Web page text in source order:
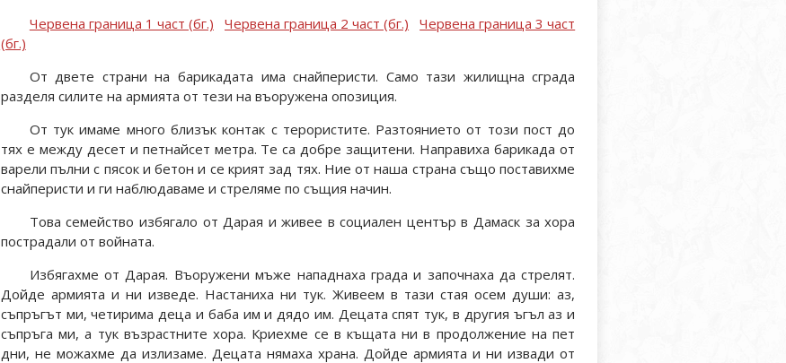
Червена граница 1 част (бг.)
Червена граница 2 част (бг.)
Червена граница 3 част
(бг.)
От двете страни на барикадата има снайперисти. Само тази жилищна сграда
разделя силите на армията от тези на въоружена опозиция.
От тук имаме много близък контак с терористите. Разтоянието от този пост до
тях е между десет и петнайсет метра. Те са добре защитени. Направиха барикада от
варели пълни с пясок и бетон и се крият зад тях. Ние от наша страна също поставихме
снайперисти и ги наблюдаваме и стреляме по същия начин.
Това семейство избягало от Дарая и живее в социален център в Дамаск за хора
пострадали от войната.
Избягахме от Дарая. Въоружени мъже нападнаха града и започнаха да стрелят.
Дойде армията и ни изведе. Настаниха ни тук. Живеем в тази стая осем души: аз,
съпръгът ми, четирима деца и баба им и дядо им. Децата спят тук, в другия ъгъл аз и
съпръга ми, а тук възрастните хора. Криехме се в къщата ни в продолжение на пет
дни, не можахме да излизаме. Децата нямаха храна. Дойде армията и ни извади от